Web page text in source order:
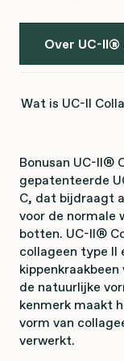
Over UC-II®
Wat is UC-II
Bonusan UC-II®
gepatenteerde
C, dat bijdraagt
voor de normale
botten. UC-II®
collageen type II
de natuurlijke
kenmerk maakt
vorm van
verwerkt.